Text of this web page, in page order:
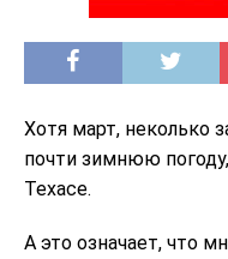
Хотя март, неколько
почти зимнюю
Техасе.
А это означает, что